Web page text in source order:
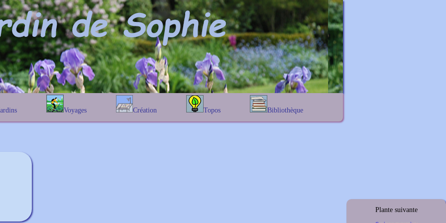
Voyages
En Belgique
Création
Prairies fleuries
Topos
Les chênes
Bibliothèque
Lexique noms propres
Plante suivante